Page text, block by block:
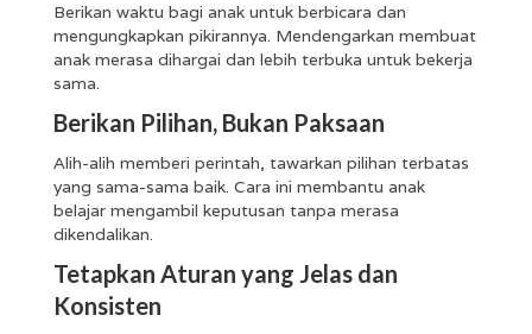
Berikan waktu bagi anak untuk berbicara dan
mengungkapkan pikirannya. Mendengarkan membuat
anak merasa dihargai dan lebih terbuka untuk bekerja
sama.
Berikan Pilihan, Bukan Paksaan
Alih-alih memberi perintah, tawarkan pilihan terbatas
yang sama-sama baik. Cara ini membantu anak
belajar mengambil keputusan tanpa merasa
dikendalikan.
Tetapkan Aturan yang Jelas dan
Konsisten